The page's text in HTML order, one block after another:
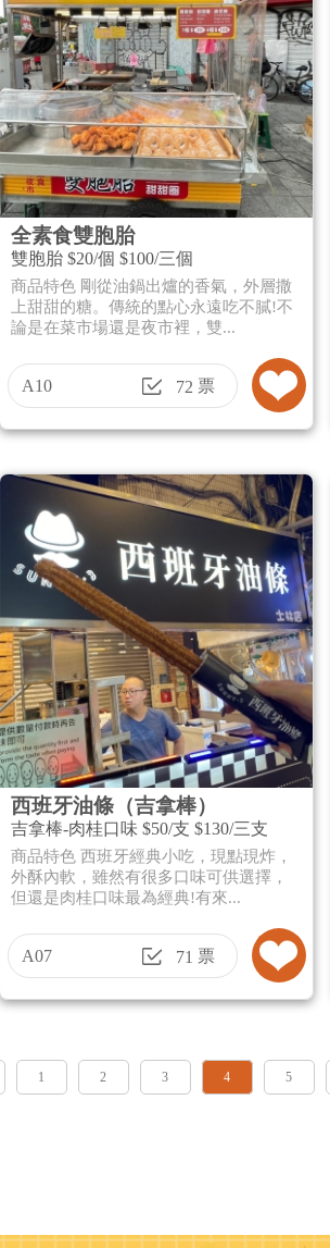
全素食雙胞胎
雙胞胎 $20/個 $100/三個
商品特色 剛從油鍋出爐的香氣，外層撒
上甜甜的糖。傳統的點心永遠吃不膩!不
論是在菜市場還是夜市裡，雙...
A10 72 票
西班牙油條（吉拿棒）
吉拿棒-肉桂口味 $50/支 $130/三支
商品特色 西班牙經典小吃，現點現炸，
外酥內軟，雖然有很多口味可供選擇，
但還是肉桂口味最為經典!有來...
A07 71 票
1 2 3 4 5